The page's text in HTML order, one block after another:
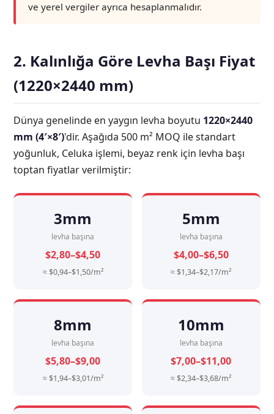
ve yerel vergiler ayrıca hesaplanmalıdır.
2. Kalınlığa Göre Levha Başı Fiyat
(1220×2440 mm)
Dünya genelinde en yaygın levha boyutu 1220×2440
mm (4′×8′)'dir. Aşağıda 500 m² MOQ ile standart
yoğunluk, Celuka işlemi, beyaz renk için levha başı
toptan fiyatlar verilmiştir:
3mm
levha başına
$2,80–$4,50
≈ $0,94–$1,50/m²
5mm
levha başına
$4,00–$6,50
≈ $1,34–$2,17/m²
8mm
levha başına
$5,80–$9,00
≈ $1,94–$3,01/m²
10mm
levha başına
$7,00–$11,00
≈ $2,34–$3,68/m²